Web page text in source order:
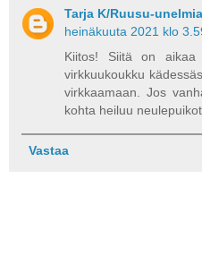
Tarja K/Ruusu-
heinäkuuta 2021 klo
Kiitos! Siitä on aikaa
virkkuukoukku
virkkaamaan. Jos
kohta heiluu
Vastaa